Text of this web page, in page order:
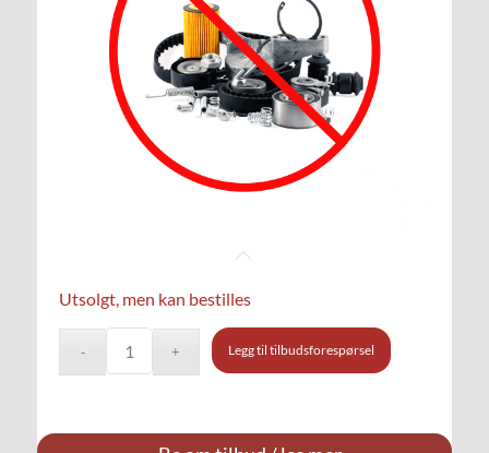
Utsolgt, men kan bestilles
Legg til tilbudsforespørsel